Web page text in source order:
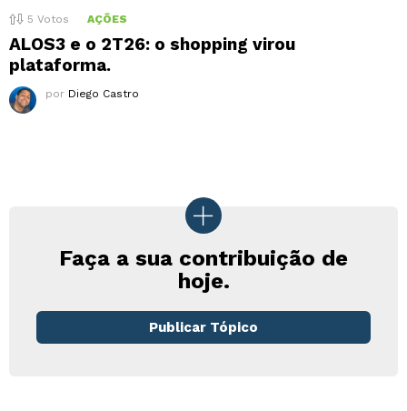
5 Votos AÇÕES
ALOS3 e o 2T26: o shopping virou
plataforma.
por Diego Castro
Faça a sua contribuição de
hoje.
Publicar Tópico